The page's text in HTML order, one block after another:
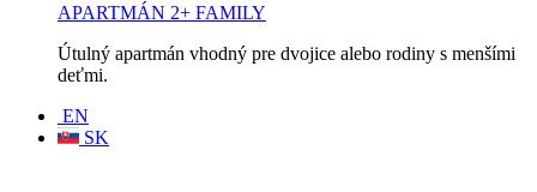
APARTMÁN 2+ FAMILY
Útulný apartmán vhodný pre dvojice alebo rodiny s menšími
deťmi.
EN
SK